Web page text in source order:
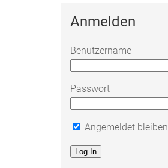
Anmelden
Benutzername
Passwort
Angemeldet bleiben